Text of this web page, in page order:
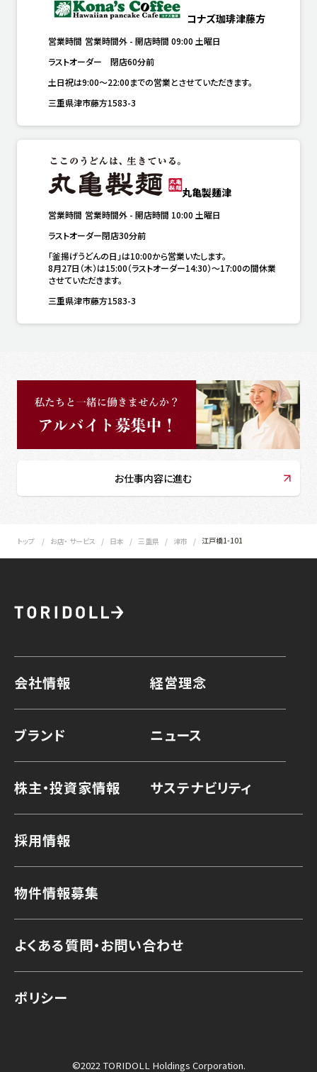
コナズ珈琲津藤方
営業時間 営業時間外 - 開店時間 09:00 土曜日
ラストオーダー　閉店60分前
土日祝は9:00～22:00までの営業とさせていただきます。
三重県津市藤方1583-3
丸亀製麺津
営業時間 営業時間外 - 開店時間 10:00 土曜日
ラストオーダー閉店30分前
「釜揚げうどんの日」は10:00から営業いたします。
8月27日（木）は15:00（ラストオーダー14:30）～17:00の間休業
させていただきます。
三重県津市藤方1583-3
お仕事内容に進む
トップ お店・ サービス 日本 三重県 津市 江戸橋1-101
会社情報 経営理念
ブランド ニュース
株主・投資家情報 サステナビリティ
採用情報
物件情報募集
よくある質問・お問い合わせ
ポリシー
©2022 TORIDOLL Holdings Corporation.